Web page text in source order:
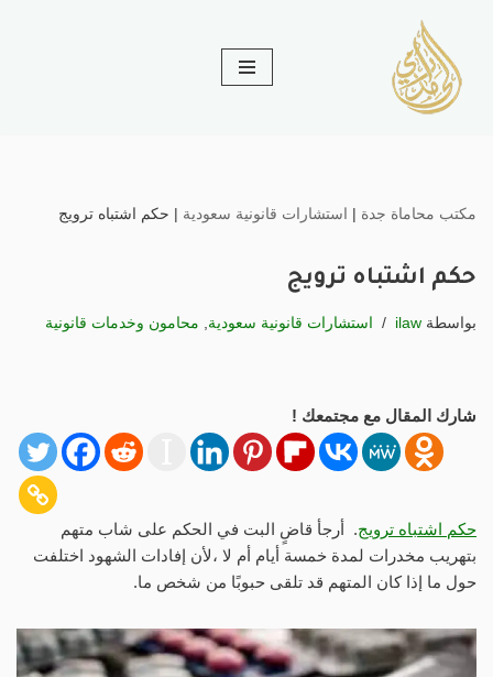
تخطى
إلى
المحتوى
مكتب محاماة جدة | استشارات قانونية سعودية | حكم اشتباه ترويج
حكم اشتباه ترويج
بواسطة ilaw استشارات قانونية سعودية, محامون وخدمات قانونية
شارك المقال مع مجتمعك !
حكم اشتباه ترويج. أرجأ قاضٍ البت في الحكم على شاب متهم
بتهريب مخدرات لمدة خمسة أيام أم لا ،لأن إفادات الشهود اختلفت
حول ما إذا كان المتهم قد تلقى حبوبًا من شخص ما.